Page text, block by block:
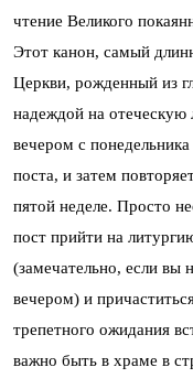
чтение Великого
Этот канон, самый
Церкви, рожденный из
надеждой на отеческую
вечером с
поста, и затем
пятой неделе. Просто
пост прийти на
(замечательно, если вы
вечером) и
трепетного ожидания
важно быть в храме в